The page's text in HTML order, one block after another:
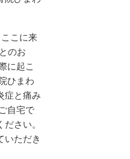
こに来
のお
に起こ
ひまわ
症と痛み
自宅で
さい。
いただき